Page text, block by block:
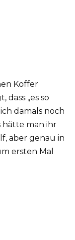
Koffer
„es so
damals noch
hätte man ihr
aber genau in
ersten Mal